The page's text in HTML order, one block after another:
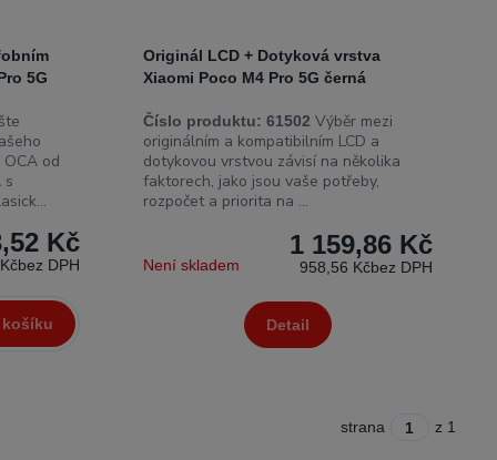
5G
od
s
Kč
bez DPH
Originál LCD + Dotyková vrstva
Xiaomi Poco M4 Pro 5G černá
Číslo produktu: 61502 Výběr mezi
originálním a kompatibilním LCD a
dotykovou vrstvou závisí na několika
faktorech, jako jsou vaše potřeby,
rozpočet a priorita na ...
1 159,86 Kč
958,56 Kčbez DPH
Není skladem
Detail
strana z 1